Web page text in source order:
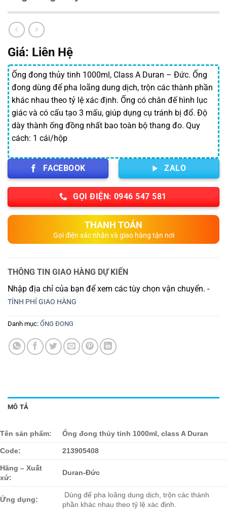
Giá: Liên Hệ
Ống đong thủy tinh 1000ml, Class A Duran – Đức. Ống
đong dùng để pha loãng dung dịch, trộn các thành phần
khác nhau theo tỷ lệ xác định. Ống có chân đế hình lục
giác và có cấu tạo 3 mấu, giúp dụng cụ tránh bị đổ. Độ
dày thành ống đồng nhất bao toàn bộ thang đo. Quy
cách: 1 cái/hộp
FACEBOOK ZALO
GỌI ĐIỆN: 0946 547 581
THANH TOÁN
Gọi điện xác nhận và giao hàng tận nơi
THÔNG TIN GIAO HÀNG DỰ KIẾN
Nhập địa chỉ của bạn để xem các tùy chọn vận chuyển. -
TÍNH PHÍ GIAO HÀNG
Danh mục: ỐNG ĐONG
MÔ TẢ
Tên sản phẩm: Ống đong thủy tinh 1000ml, class A Duran
Code: 213905408
Hãng – Xuất
xứ:
Duran-Đức
Ứng dụng:
Dùng để pha loãng dung dịch, trộn các thành
phần khác nhau theo tỷ lệ xác định.